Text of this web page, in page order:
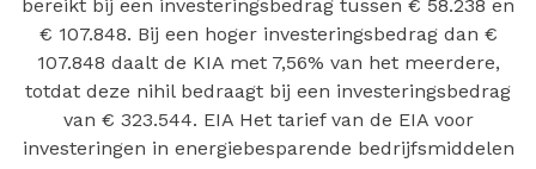
bereikt bij een investeringsbedrag tussen € 58.238 en
€ 107.848. Bij een hoger investeringsbedrag dan €
107.848 daalt de KIA met 7,56% van het meerdere,
totdat deze nihil bedraagt bij een investeringsbedrag
van € 323.544. EIA Het tarief van de EIA voor
investeringen in energiebesparende bedrijfsmiddelen